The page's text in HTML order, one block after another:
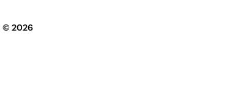
© 2026